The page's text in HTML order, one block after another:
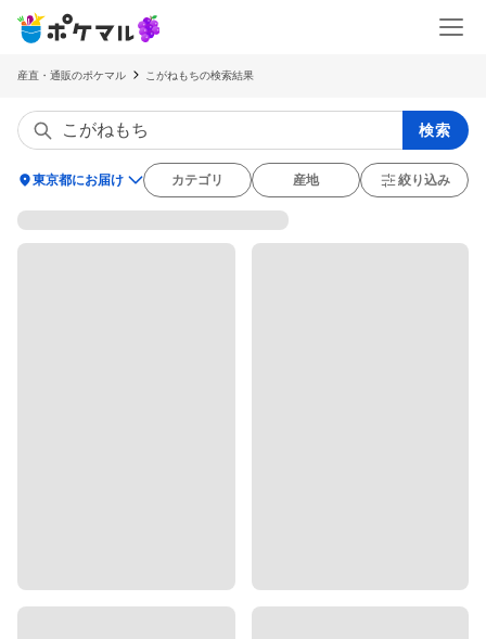
産直・通販のポケマル こがねもちの検索結果
検索
location_on東京都にお届け カテゴリ 産地 絞り込み